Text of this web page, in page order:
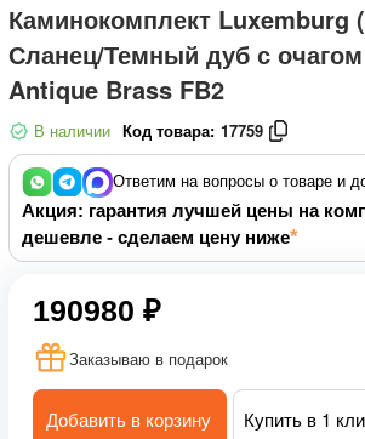
Каминокомплект Luxemburg
Сланец/Темный дуб с
Antique Brass FB2
В наличии Код товара: 17759
Ответим на вопросы о товаре и
Акция: гарантия лучшей цены на
дешевле - сделаем цену ниже
190980 ₽
Заказываю в подарок
Добавить в корзину Купить в 1